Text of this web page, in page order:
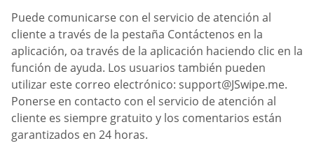
Puede comunicarse con el servicio de atención al
cliente a través de la pestaña Contáctenos en la
aplicación, oa través de la aplicación haciendo clic en la
función de ayuda. Los usuarios también pueden
utilizar este correo electrónico: support@JSwipe.me.
Ponerse en contacto con el servicio de atención al
cliente es siempre gratuito y los comentarios están
garantizados en 24 horas.